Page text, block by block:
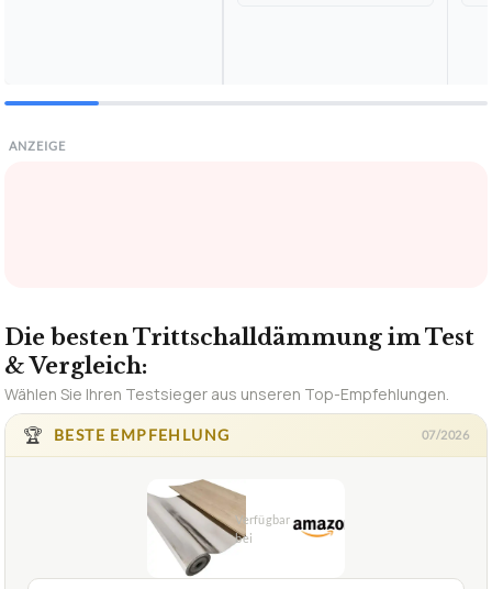
ANZEIGE
Die besten Trittschalldämmung im Test
& Vergleich:
Wählen Sie Ihren Testsieger aus unseren Top-Empfehlungen.
🏆
BESTE EMPFEHLUNG 07/2026